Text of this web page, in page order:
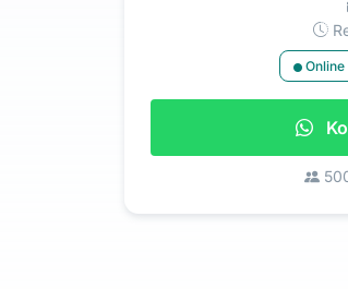
Online